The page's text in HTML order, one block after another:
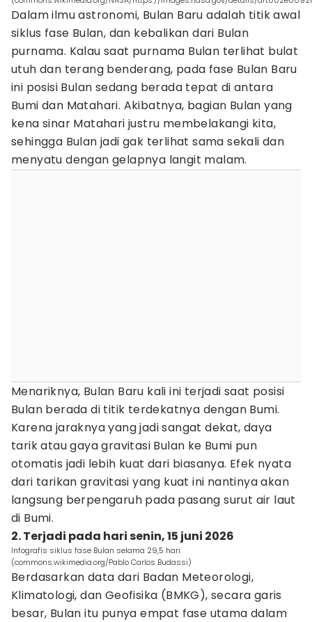
Dalam ilmu astronomi, Bulan Baru adalah titik awal
siklus fase Bulan, dan kebalikan dari Bulan
purnama. Kalau saat purnama Bulan terlihat bulat
utuh dan terang benderang, pada fase Bulan Baru
ini posisi Bulan sedang berada tepat di antara
Bumi dan Matahari. Akibatnya, bagian Bulan yang
kena sinar Matahari justru membelakangi kita,
sehingga Bulan jadi gak terlihat sama sekali dan
menyatu dengan gelapnya langit malam.
Menariknya, Bulan Baru kali ini terjadi saat posisi
Bulan berada di titik terdekatnya dengan Bumi.
Karena jaraknya yang jadi sangat dekat, daya
tarik atau gaya gravitasi Bulan ke Bumi pun
otomatis jadi lebih kuat dari biasanya. Efek nyata
dari tarikan gravitasi yang kuat ini nantinya akan
langsung berpengaruh pada pasang surut air laut
di Bumi.
2. Terjadi pada hari senin, 15 juni 2026
Infografis siklus fase Bulan selama 29,5 hari.
(commons.wikimedia.org/Pablo Carlos Budassi)
Berdasarkan data dari Badan Meteorologi,
Klimatologi, dan Geofisika (BMKG), secara garis
besar, Bulan itu punya empat fase utama dalam